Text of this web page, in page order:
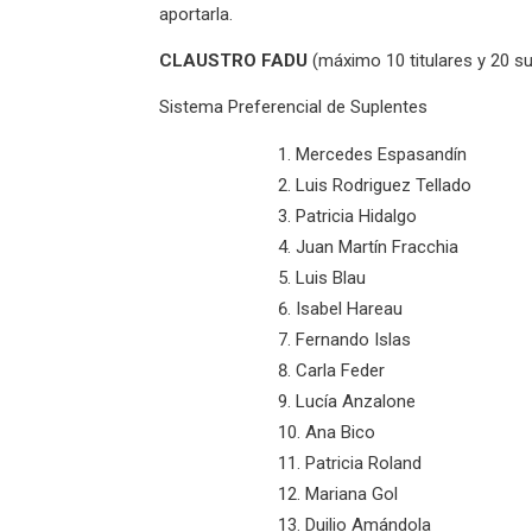
aportarla.
CLAUSTRO FADU (máximo 10 titulares y 20
Sistema Preferencial de Suplentes
Mercedes Espasandín
Luis Rodriguez Tellado
Patricia Hidalgo
Juan Martín Fracchia
Luis Blau
Isabel Hareau
Fernando Islas
Carla Feder
Lucía Anzalone
Ana Bico
Patricia Roland
Mariana Gol
Duilio Amándola